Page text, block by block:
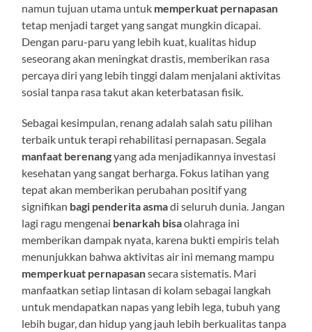
namun tujuan utama untuk memperkuat pernapasan
tetap menjadi target yang sangat mungkin dicapai.
Dengan paru-paru yang lebih kuat, kualitas hidup
seseorang akan meningkat drastis, memberikan rasa
percaya diri yang lebih tinggi dalam menjalani aktivitas
sosial tanpa rasa takut akan keterbatasan fisik.
Sebagai kesimpulan, renang adalah salah satu pilihan
terbaik untuk terapi rehabilitasi pernapasan. Segala
manfaat berenangyang ada menjadikannya investasi
kesehatan yang sangat berharga. Fokus latihan yang
tepat akan memberikan perubahan positif yang
signifikan bagi penderita asmadi seluruh dunia. Jangan
lagi ragu mengenai benarkah bisaolahraga ini
memberikan dampak nyata, karena bukti empiris telah
menunjukkan bahwa aktivitas air ini memang mampu
memperkuat pernapasansecara sistematis. Mari
manfaatkan setiap lintasan di kolam sebagai langkah
untuk mendapatkan napas yang lebih lega, tubuh yang
lebih bugar, dan hidup yang jauh lebih berkualitas tanpa